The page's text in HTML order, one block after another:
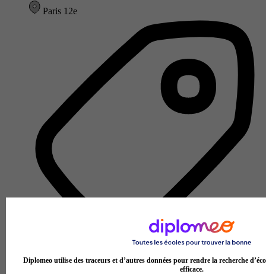
Paris 12e
École d'ingénierie informatique
Voir l’établissement
Diplomeo utilise des traceurs et d’autres données pour rendre la recherche
efficace.